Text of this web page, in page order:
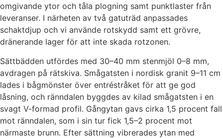
omgivande ytor och tåla plogning samt punktlaster från
leveranser. I närheten av två gatuträd anpassades
schaktdjup och vi använde rotskydd samt ett grövre,
dränerande lager för att inte skada rotzonen.
Sättbädden utfördes med 30–40 mm stenmjöl 0–8 mm,
avdragen på rätskiva. Smågatsten i nordisk granit 9–11 cm
lades i bågmönster över entréstråket för att ge god
låsning, och ränndalen byggdes av kilad smågatsten i en
svagt V-formad profil. Gångytan gavs cirka 1,5 procent fall
mot ränndalen, som i sin tur fick 1,5–2 procent mot
närmaste brunn. Efter sättning vibrerades ytan med